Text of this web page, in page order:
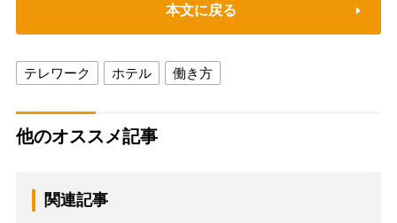
本文に戻る
テレワーク ホテル 働き方
他のオススメ記事
関連記事